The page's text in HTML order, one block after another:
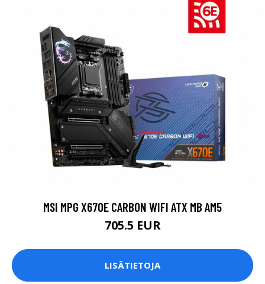
MSI MPG X670E CARBON WIFI ATX MB AM5
705.5 EUR
LISÄTIETOJA